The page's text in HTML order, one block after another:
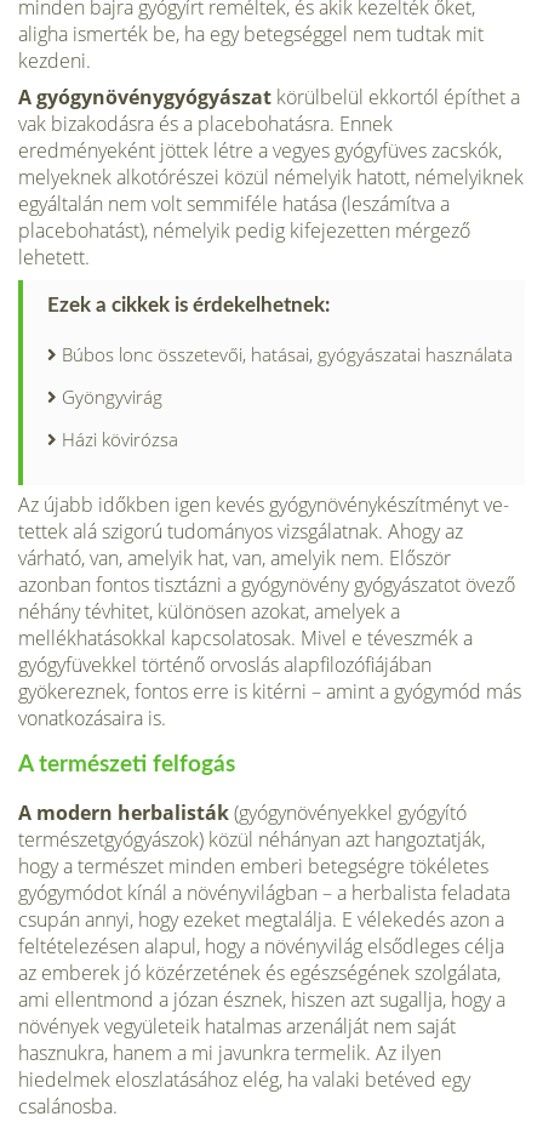
minden bajra gyógyírt reméltek, és akik ke­zelték őket,
aligha ismerték be, ha egy betegséggel nem tudtak mit
kezdeni.
A gyógynövénygyógyászat körülbelül ekkortól építhet a
vak bizakodásra és a placebohatásra. En­nek
eredményeként jöttek létre a vegyes gyógyfüves zacskók,
melyeknek alkotórészei közül némelyik hatott, némelyiknek
egyáltalán nem volt semmiféle hatása (leszámítva a
placebohatást), némelyik pedig kifejezetten mérgező
lehetett.
Ezek a cikkek is érdekelhetnek:
Búbos lonc összetevői, hatásai, gyógyászatai használata
Gyöngyvirág
Házi kövirózsa
Az újabb időkben igen kevés gyógynövénykészítményt ve­
tettek alá szigorú tudományos vizsgálatnak. Ahogy az
várható, van, amelyik hat, van, amelyik nem. Először
azonban fontos tisz­tázni a gyógynövény gyógyászatot övező
néhány tévhitet, kü­lönösen azokat, amelyek a
mellékhatásokkal kapcsolatosak. Mivel e téveszmék a
gyógyfüvekkel történő orvoslás alapfilo­zófiájában
gyökereznek, fontos erre is kitérni – amint a gyógy­mód más
vonatkozásaira is.
A természeti felfogás
A modern herbalisták(gyógynövényekkel gyógyító
természet­gyógyászok) közül néhányan azt hangoztatják,
hogy a termé­szet minden emberi betegségre tökéletes
gyógymódot kínál a növényvilágban – a herbalista feladata
csupán annyi, hogy ezeket megtalálja. E vélekedés azon a
feltételezésen alapul, hogy a növényvilág elsődleges célja
az emberek jó közérzet­ének és egészségének szolgálata,
ami ellentmond a józan ész­nek, hiszen azt sugallja, hogy a
növények vegyületeik hatal­mas arzenálját nem saját
hasznukra, hanem a mi javunkra termelik. Az ilyen
hiedelmek eloszlatásához elég, ha valaki betéved egy
csalánosba.